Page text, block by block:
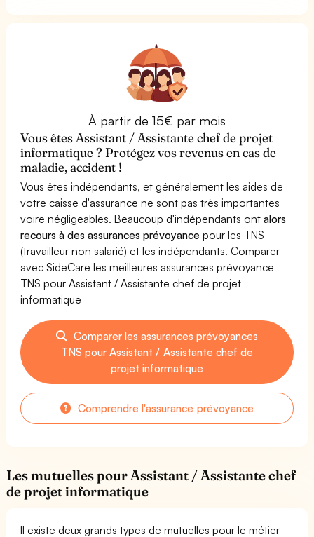
À partir de 15€ par mois
Vous êtes Assistant / Assistante chef de projet
informatique ? Protégez vos revenus en cas de
maladie, accident !
Vous êtes indépendants, et généralement les aides de
votre caisse d'assurance ne sont pas très importantes
voire négligeables. Beaucoup d'indépendants ontalors
recours à des assurances prévoyance pour les TNS
(travailleur non salarié) et les indépendants. Comparer
avec SideCare les meilleures assurances prévoyance
TNS pour Assistant / Assistante chef de projet
informatique
Comparer les assurances prévoyances
TNS pour Assistant / Assistante chef de
projet informatique
Comprendre l'assurance prévoyance
Les mutuelles pour Assistant / Assistante chef
de projet informatique
Il existe deux grands types de mutuelles pour le métier